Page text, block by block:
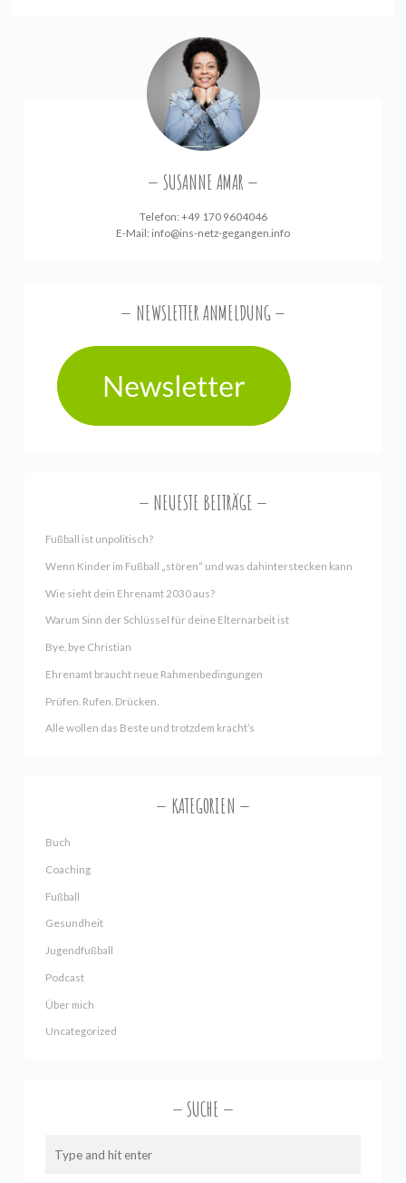
SUSANNE AMAR
Telefon: +49 170 9604046
E-Mail: info@ins-netz-gegangen.info
NEWSLETTER ANMELDUNG
NEUESTE BEITRÄGE
Fußball ist unpolitisch?
Wenn Kinder im Fußball „stören“ und was dahinterstecken kann
Wie sieht dein Ehrenamt 2030 aus?
Warum Sinn der Schlüssel für deine Elternarbeit ist
Bye, bye Christian
Ehrenamt braucht neue Rahmenbedingungen
Prüfen. Rufen. Drücken.
Alle wollen das Beste und trotzdem kracht’s
KATEGORIEN
Buch
Coaching
Fußball
Gesundheit
Jugendfußball
Podcast
Über mich
Uncategorized
SUCHE